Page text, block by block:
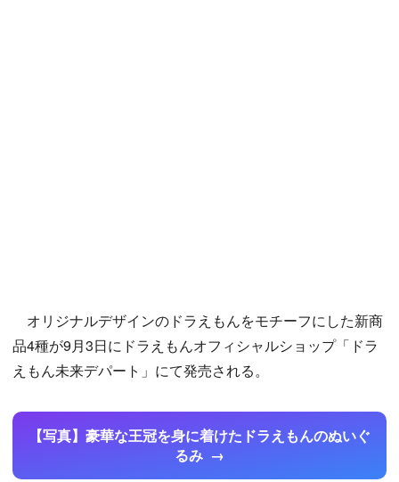
オリジナルデザインのドラえもんをモチーフにした新商
品4種が9月3日にドラえもんオフィシャルショップ「ドラ
えもん未来デパート」にて発売される。
【写真】豪華な王冠を身に着けたドラえもんのぬいぐ
るみ